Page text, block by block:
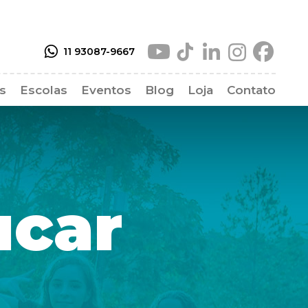
11 93087-9667
Escolas Eventos Blog Loja Contato